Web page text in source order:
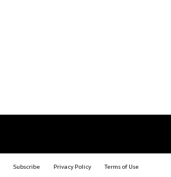
Subscribe Privacy Policy
Terms of Use